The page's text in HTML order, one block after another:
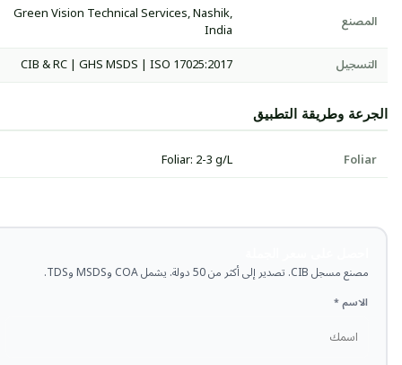
المصنع
Green Vision Technical Services, Nashik,
India
التسجيل
CIB & RC | GHS MSDS | ISO 17025:2017
الجرعة وطريقة التطبيق
Foliar
Foliar: 2-3 g/L
مصنع مسجل CIB. تصدير إلى أكثر من 50 دولة. يشمل COA وMSDS وTDS.
الاسم *